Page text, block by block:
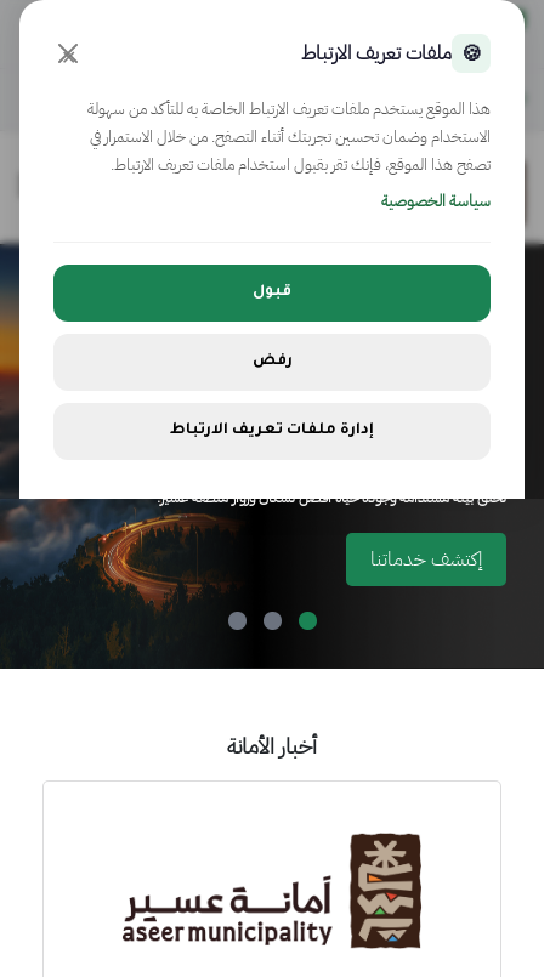
كيف تتحقق
English
لخلق بيئة مستدامة وجودة حياة أفضل لسكان وزوار منطقة عسير.
إكتشف خدماتنا
أخبار الأمانة
🍪 ملفات تعريف الارتباط ✕
هذا الموقع يستخدم ملفات تعريف الارتباط الخاصة به للتأكد من سهولة
الاستخدام وضمان تحسين تجربتك أثناء التصفح. من خلال الاستمرار في
تصفح هذا الموقع، فإنك تقر بقبول استخدام ملفات تعريف الارتباط.
سياسة الخصوصية
قبول
رفض
إدارة ملفات تعريف الارتباط